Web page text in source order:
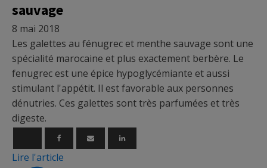
sauvage
8 mai 2018
Les galettes au fénugrec et menthe sauvage sont une
spécialité marocaine et plus exactement berbère. Le
fenugrec est une épice hypoglycémiante et aussi
stimulant l'appétit. Il est favorable aux personnes
dénutries. Ces galettes sont très parfumées et très
digeste.
Lire l'article